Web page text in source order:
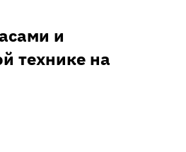
и
технике на